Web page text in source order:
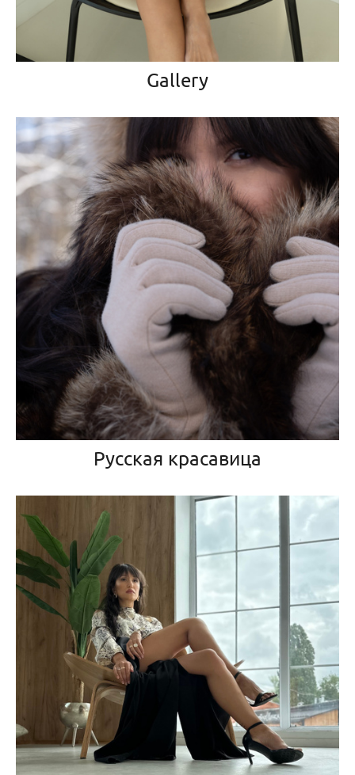
Gallery
Русская красавица